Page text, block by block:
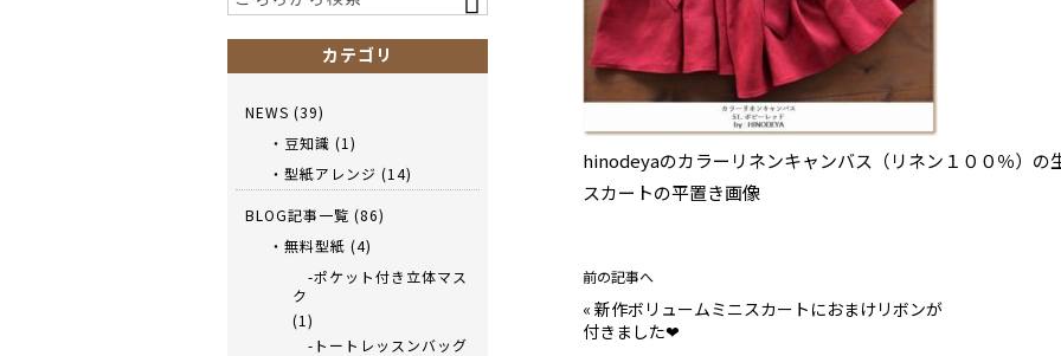
hinodeyaのカラーリネンキャンバス（リネン１００％）の
スカートの平置き画像
前の記事へ
« 新作ボリュームミニスカートにおまけリボンが
付きました❤
カテゴリ
NEWS (39)
・豆知識 (1)
・型紙アレンジ (14)
BLOG記事一覧 (86)
・無料型紙 (4)
-ポケット付き立体マス
ク
(1)
-トートレッスンバッグ